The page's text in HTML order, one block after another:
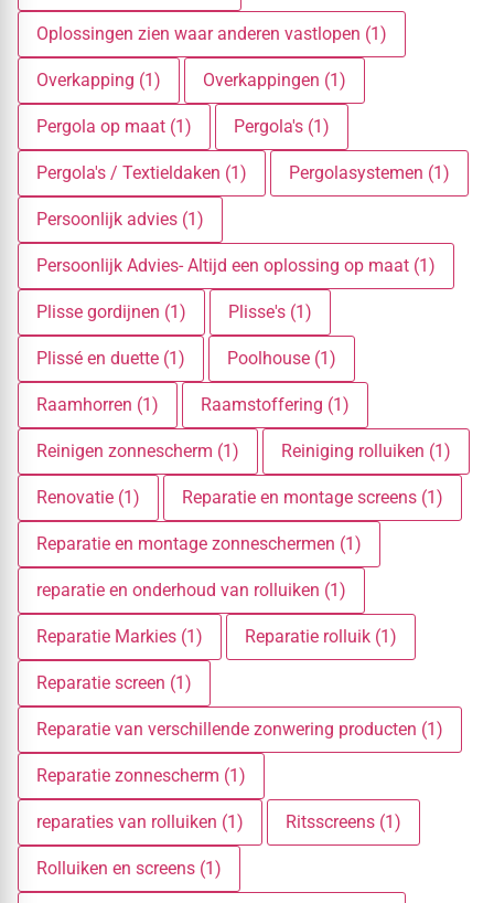
Oplossingen zien waar anderen vastlopen (1)
Overkapping (1) Overkappingen (1)
Pergola op maat (1) Pergola's (1)
Pergola's / Textieldaken (1) Pergolasystemen (1)
Persoonlijk advies (1)
Persoonlijk Advies- Altijd een oplossing op maat (1)
Plisse gordijnen (1) Plisse's (1)
Plissé en duette (1) Poolhouse (1)
Raamhorren (1) Raamstoffering (1)
Reinigen zonnescherm (1) Reiniging rolluiken (1)
Renovatie (1) Reparatie en montage screens (1)
Reparatie en montage zonneschermen (1)
reparatie en onderhoud van rolluiken (1)
Reparatie Markies (1) Reparatie rolluik (1)
Reparatie screen (1)
Reparatie van verschillende zonwering producten (1)
Reparatie zonnescherm (1)
reparaties van rolluiken (1) Ritsscreens (1)
Rolluiken en screens (1)